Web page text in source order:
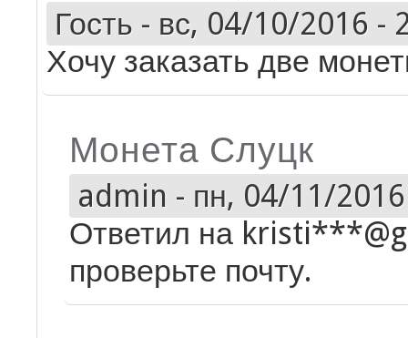
Гость - вс, 04/10/2016 -
Хочу заказать две
Монета Слуцк
admin - пн, 04/11/
Ответил на
проверьте почту.